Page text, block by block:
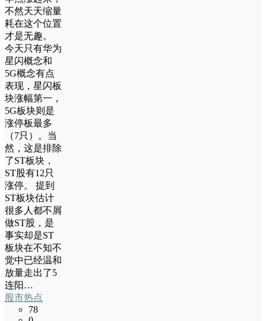
不然天天缩量
耗在这个位置
才是无趣。
今天只有华为
星闪概念和
5G概念有点
表现，星闪板
块涨幅第一，
5G板块则是
涨停板最多
（7只）。当
然，这是排除
了ST板块，
ST股有12只
涨停。 提到
ST板块估计
很多人都不屑
做ST股，是
事实却是ST
板块在不知不
觉中已经温和
放量走出了5
连阳…
股市热点
78